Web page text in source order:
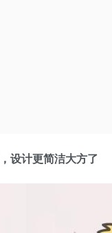
设计更简洁大方了